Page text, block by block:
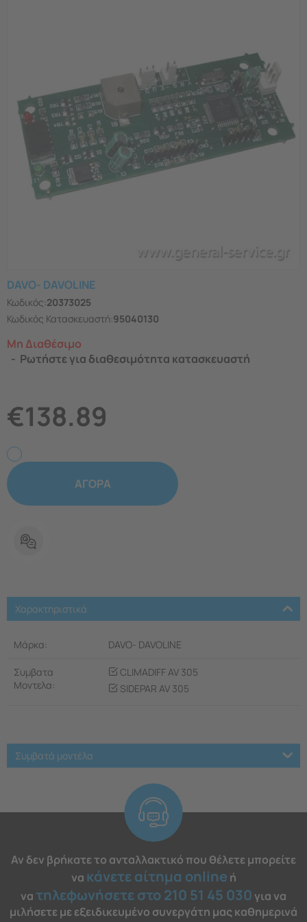
DAVO- DAVOLINE
Κωδικός:20373025
Κωδικός Κατασκευαστή:95040130
Μη Διαθέσιμο
Ρωτήστε για διαθεσιμότητα κατασκευαστή
€138.89
ΑΓΟΡΑ
Χαρακτηριστικά
Μάρκα: DAVO- DAVOLINE
Συμβατα
Μοντελα:
CLIMADIFF AV 305
SIDEPAR AV 305
Συμβατά μοντέλα
Αν δεν βρήκατε το ανταλλακτικό που θέλετε μπορείτε
να κάνετε αίτημα online ή
νατηλεφωνήσετε στο 210 51 45 030 για να
μιλήσετε με εξειδικευμένο συνεργάτη μας καθημερινά